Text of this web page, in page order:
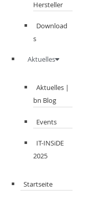
Hersteller
Download
s
Aktuelles
Aktuelles |
bn Blog
Events
IT-INSiDE
2025
Startseite